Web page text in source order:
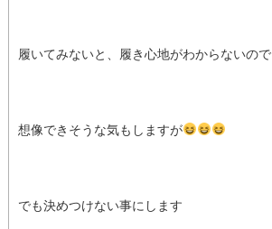
履いてみないと、履き心地がわからないので
想像できそうな気もしますが
でも決めつけない事にします